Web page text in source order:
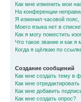
Как мне изменить мои
На конференции
Я изменил часовой
Моего языка нет в списке!
Как я могу поместить
Что такое звание и как я
Когда я щёлкаю по
Создание сообщений
Как мне создать тему в
Как мне
Как мне добавить
Как мне создать опрос?